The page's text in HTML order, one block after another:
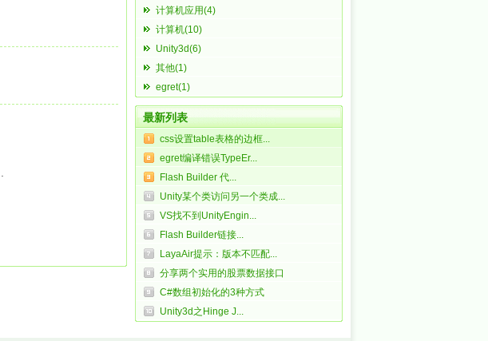
计算机应用(4)
计算机(10)
Unity3d(6)
其他(1)
egret(1)
最新列表
css设置table表格的边框...
egret编译错误TypeEr...
Flash Builder 代...
Unity某个类访问另一个类成...
VS找不到UnityEngin...
Flash Builder链接...
LayaAir提示：版本不匹配...
分享两个实用的股票数据接口
C#数组初始化的3种方式
Unity3d之Hinge J...